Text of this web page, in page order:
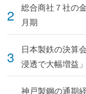
総合商社７社の
月期
日本製鉄の決算
浸透で大幅増益」
神戸製鋼の通期